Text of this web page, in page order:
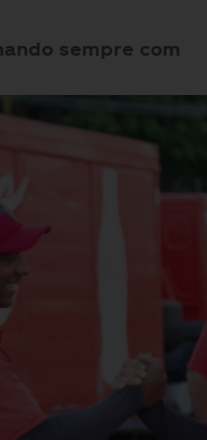
sempre com